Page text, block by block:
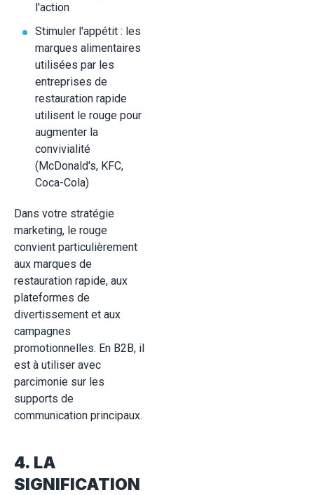
l'action
Stimuler l'appétit : les
marques alimentaires
utilisées par les
entreprises de
restauration rapide
utilisent le rouge pour
augmenter la
convivialité
(McDonald's, KFC,
Coca-Cola)
Dans votre stratégie
marketing, le rouge
convient particulièrement
aux marques de
restauration rapide, aux
plateformes de
divertissement et aux
campagnes
promotionnelles. En B2B, il
est à utiliser avec
parcimonie sur les
supports de
communication principaux.
4. LA
SIGNIFICATION